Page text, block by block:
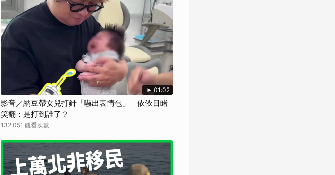
01:02
影音／納豆帶女兒打針「嚇出表情包」 依依目睹
笑翻：是打到誰了？
132,051 觀看次數